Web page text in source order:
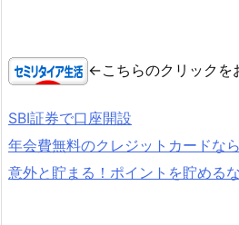
←こちらのクリックを
SBI証券で口座開設
年会費無料のクレジットカードな
意外と貯まる！ポイントを貯める